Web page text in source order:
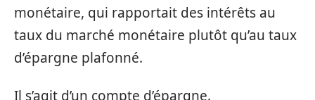
monétaire, qui rapportait des intérêts au
taux du marché monétaire plutôt qu’au taux
d’épargne plafonné.
Il s’agit d’un compte d’épargne.